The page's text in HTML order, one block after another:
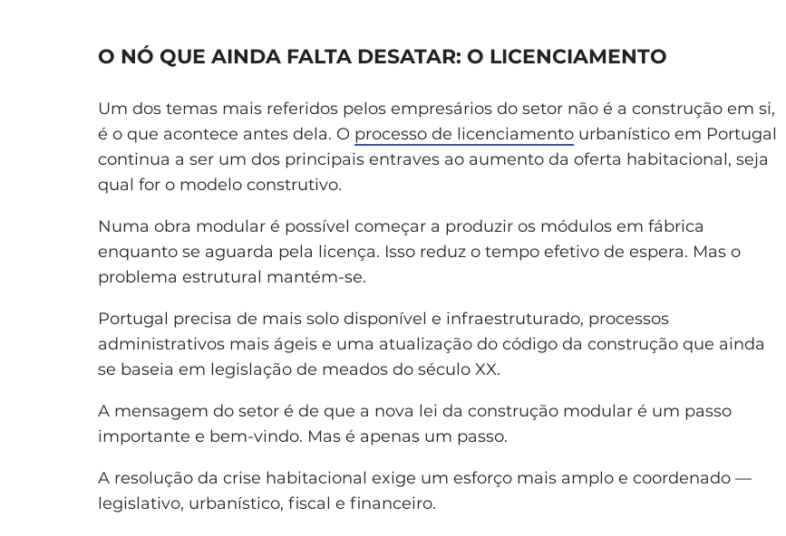
O NÓ QUE AINDA FALTA DESATAR: O LICENCIAMENTO
Um dos temas mais referidos pelos empresários do setor não é a construção em si,
é o que acontece antes dela. O processo de licenciamento urbanístico em Portugal
continua a ser um dos principais entraves ao aumento da oferta habitacional, seja
qual for o modelo construtivo.
Numa obra modular é possível começar a produzir os módulos em fábrica
enquanto se aguarda pela licença. Isso reduz o tempo efetivo de espera. Mas o
problema estrutural mantém-se.
Portugal precisa de mais solo disponível e infraestruturado, processos
administrativos mais ágeis e uma atualização do código da construção que ainda
se baseia em legislação de meados do século XX.
A mensagem do setor é de que a nova lei da construção modular é um passo
importante e bem-vindo. Mas é apenas um passo.
A resolução da crise habitacional exige um esforço mais amplo e coordenado —
legislativo, urbanístico, fiscal e financeiro.